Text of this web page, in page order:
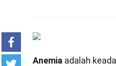
Anemia adalah